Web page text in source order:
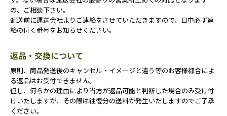
の、ご相談下さい。
配送前に運送会社よりご連絡をさせていただきますので、日中必ず連
絡の付く番号をお知らせください。
返品・交換について
原則、商品発送後のキャンセル・イメージと違う等のお客様都合によ
る返品はお受付できません。
但し、何らかの理由により当方が返品可能と判断した場合のみ受け付
けいたしますが、その際は往復分の送料が発生いたしますのでご了承
ください。